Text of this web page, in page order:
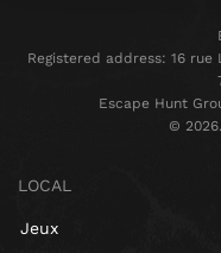
Registered address: 16 rue
Escape Hunt
©️
LOCAL
Jeux